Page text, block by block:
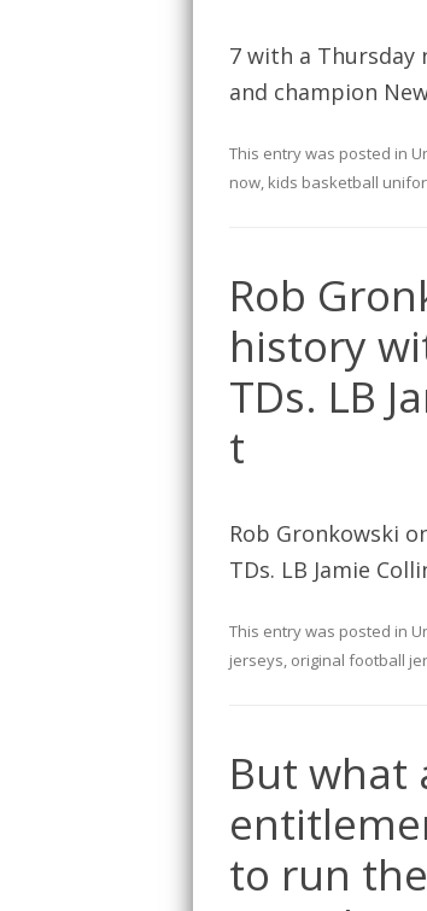
7 with a Thursday
and champion
This entry was posted in
now, kids basketball
Rob
history
TDs. LB
t
Rob Gronkowski
TDs. LB Jamie
This entry was posted in
jerseys, original football
But what
to run